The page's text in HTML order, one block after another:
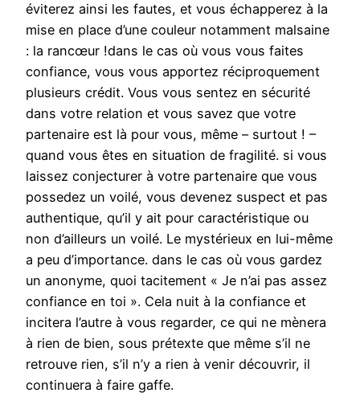
éviterez ainsi les fautes, et vous échapperez à la
mise en place d’une couleur notamment malsaine
: la rancœur !dans le cas où vous vous faites
confiance, vous vous apportez réciproquement
plusieurs crédit. Vous vous sentez en sécurité
dans votre relation et vous savez que votre
partenaire est là pour vous, même – surtout ! –
quand vous êtes en situation de fragilité. si vous
laissez conjecturer à votre partenaire que vous
possedez un voilé, vous devenez suspect et pas
authentique, qu’il y ait pour caractéristique ou
non d’ailleurs un voilé. Le mystérieux en lui-même
a peu d’importance. dans le cas où vous gardez
un anonyme, quoi tacitement « Je n’ai pas assez
confiance en toi ». Cela nuit à la confiance et
incitera l’autre à vous regarder, ce qui ne mènera
à rien de bien, sous prétexte que même s’il ne
retrouve rien, s’il n’y a rien à venir découvrir, il
continuera à faire gaffe.